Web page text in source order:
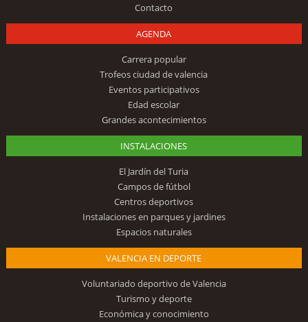
Contacto
AGENDA
Carrera popular
Trofeos ciudad de valencia
Eventos participativos
Edad escolar
Grandes acontecimientos
INSTALACIONES
El Jardín del Turia
Campos de fútbol
Centros deportivos
Instalaciones en parques y jardines
Espacios naturales
VALENCIA EN DEPORTE
Voluntariado deportivo de Valencia
Turismo y deporte
Económica y conocimiento